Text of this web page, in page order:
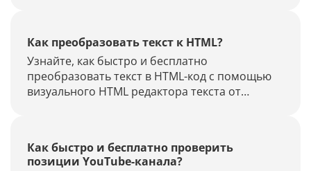
Как преобразовать текст к HTML?
Узнайте, как быстро и бесплатно
преобразовать текст в HTML-код с помощью
визуального HTML редактора текста от
Как быстро и бесплатно проверить
позиции YouTube-канала?